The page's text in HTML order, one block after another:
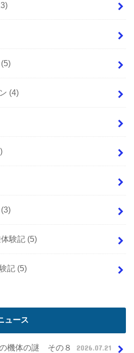
(5)
(4)
(3)
験記 (5)
記 (5)
ュース
機体の謎 その８ 2026.07.21